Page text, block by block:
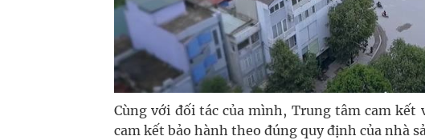
Cùng với đối tác của mình, Trung tâm cam
cam kết bảo hành theo đúng quy định của nhà